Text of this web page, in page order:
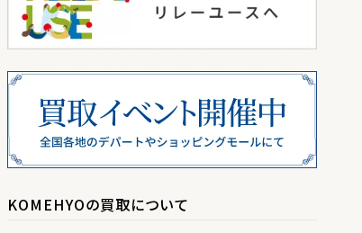
KOMEHYOの買取について